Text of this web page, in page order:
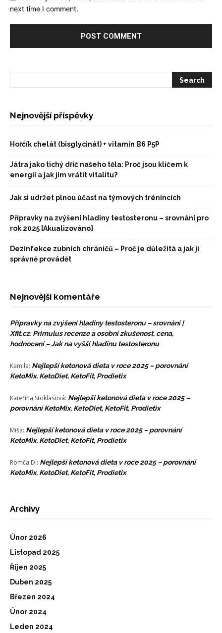
next time I comment.
Nejnovější příspěvky
Hořčík chelát (bisglycinát) + vitamín B6 P5P
Játra jako tichý dříč našeho těla: Proč jsou klíčem k
energii a jak jim vrátit vitalitu?
Jak si udržet plnou účast na týmových trénincích
Přípravky na zvýšení hladiny testosteronu – srovnání pro
rok 2025 [Akualizováno]
Dezinfekce zubních chráničů – Proč je důležitá a jak ji
správně provádět
Nejnovější komentáře
Přípravky na zvýšení hladiny testosteronu – srovnání |
Xfit.cz: Primulus recenze a osobní zkušenost, cena,
hodnocení – Jak na vyšší hladinu testosteronu
Kamila: Nejlepší ketonová dieta v roce 2025 – porovnání
KetoMix, KetoDiet, KetoFit, Prodietix
Kateřina Stoklasová: Nejlepší ketonová dieta v roce 2025 –
porovnání KetoMix, KetoDiet, KetoFit, Prodietix
Miša: Nejlepší ketonová dieta v roce 2025 – porovnání
KetoMix, KetoDiet, KetoFit, Prodietix
Romča D.: Nejlepší ketonová dieta v roce 2025 – porovnání
KetoMix, KetoDiet, KetoFit, Prodietix
Archivy
Únor 2026
Listopad 2025
Říjen 2025
Duben 2025
Březen 2024
Únor 2024
Leden 2024